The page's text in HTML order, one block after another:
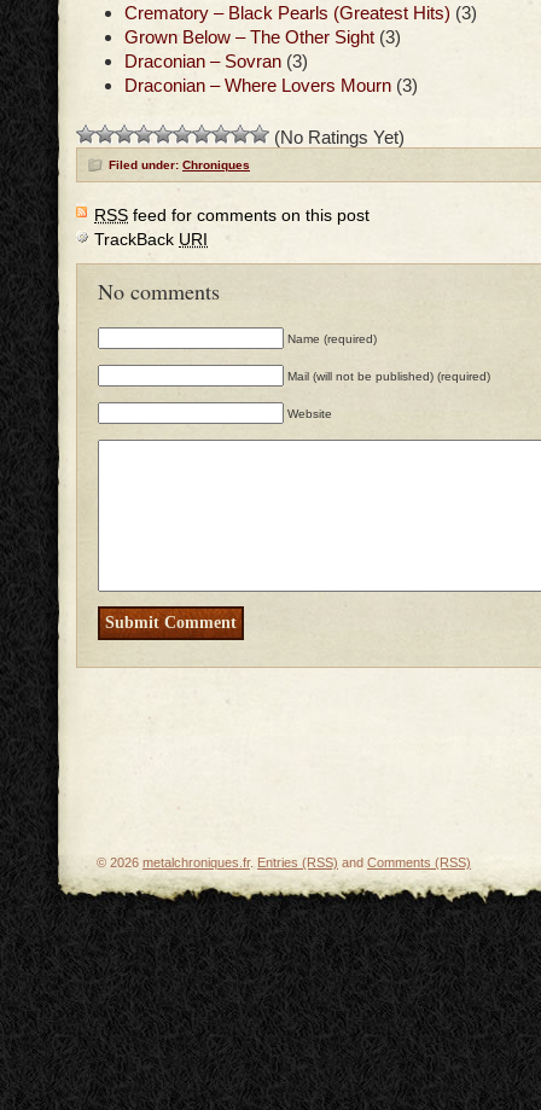
Crematory – Black Pearls (Greatest Hits) (3)
Grown Below – The Other Sight (3)
Draconian – Sovran (3)
Draconian – Where Lovers Mourn (3)
(No Ratings Yet)
Filed under: Chroniques
RSS feed for comments on this post
TrackBack URI
No comments
Name (required)
Mail (will not be published) (required)
Website
© 2026 metalchroniques.fr. Entries (RSS) and Comments (RSS)